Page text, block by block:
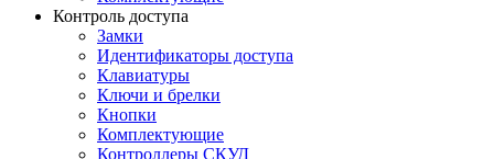
Контроль доступа
Замки
Идентификаторы доступа
Клавиатуры
Ключи и брелки
Кнопки
Комплектующие
Контроллеры СКУД